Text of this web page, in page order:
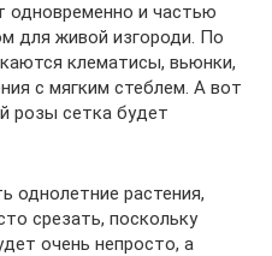
одновременно и частью
для живой изгороди. По
клематисы, вьюнки,
с мягким стеблем. А вот
розы сетка будет
однолетние растения,
срезать, поскольку
очень непросто, а